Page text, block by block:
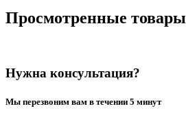
Просмотренные товары
Нужна консультация?
Мы перезвоним вам в течении 5 минут